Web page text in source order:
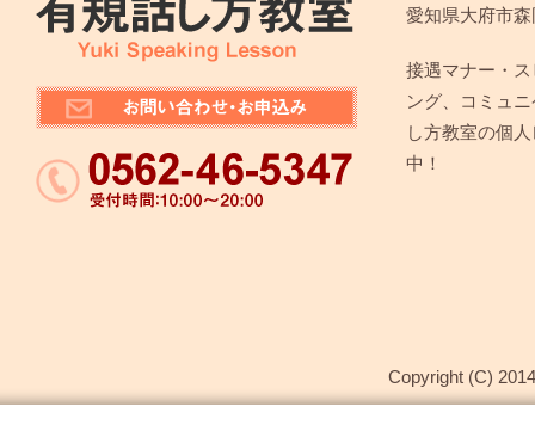
愛知県大府市
接遇マナー・
ング、コミュ
し方教室の個
中！
Copyright (C)